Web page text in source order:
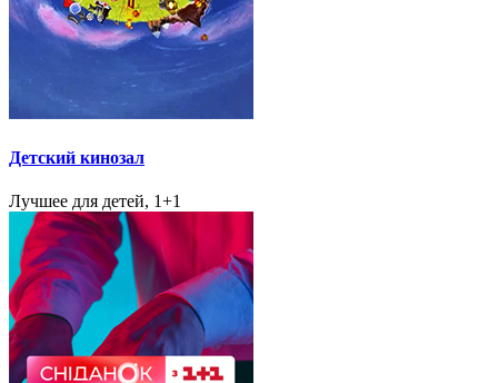
Детский кинозал
Лучшее для детей, 1+1